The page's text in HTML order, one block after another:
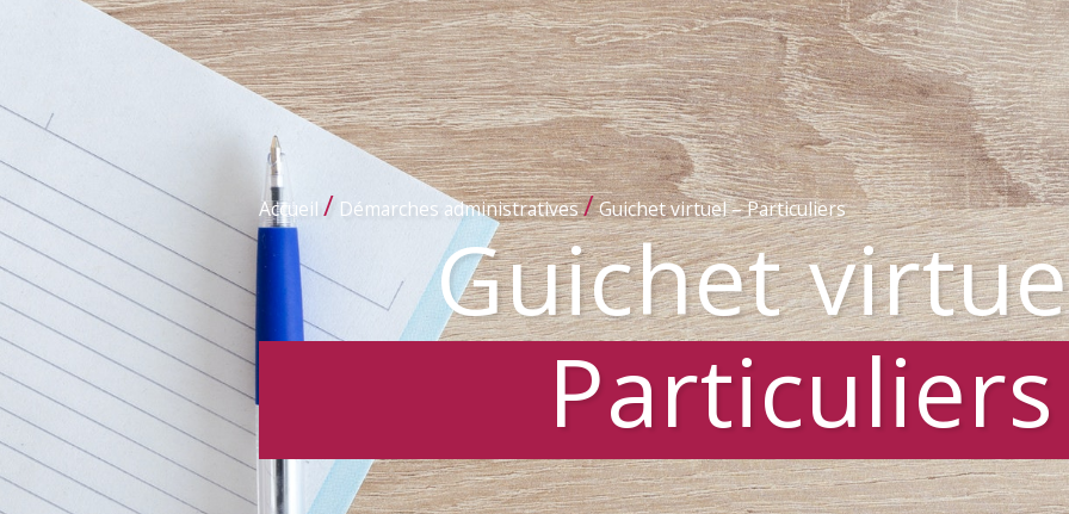
Accueil / Démarches administratives/Guichet virtuel – Particuliers
Guichet
Particuliers